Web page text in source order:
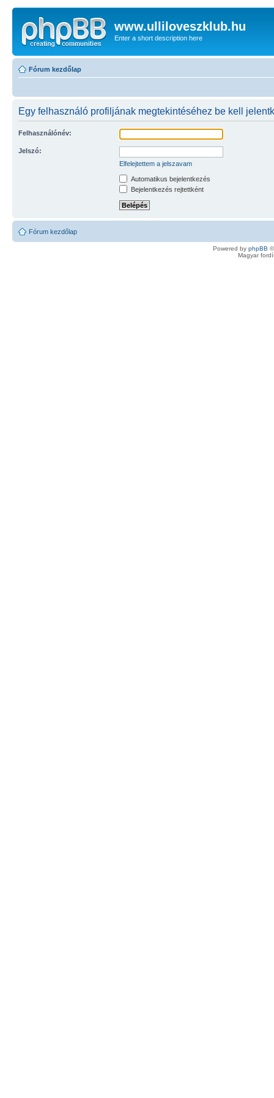
www.ulliloveszklub.hu
Enter a short description here
Fórum kezdőlap
Egy felhasználó profiljának megtekintéséhez be kell
Felhasználónév:
Jelszó:
Elfelejtettem a jelszavam
Automatikus bejelentkezés
Bejelentkezés rejtettként
Fórum kezdőlap
Powered by phpBB
Magyar